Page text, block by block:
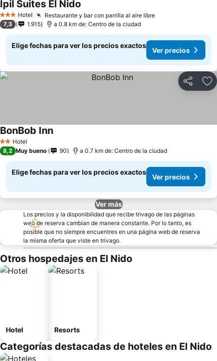
3 Estrellas
Hotel Restaurante y bar con parrilla al aire libre
Ipil Suites El Nido
7,3 1.915 a 0.8 km de: Centro de la ciudad
Elige fechas para ver los precios exactos
Ver precios
Compartir
2 Estrellas
Hotel
BonBob Inn
8,2 Muy bueno 90 a 0.7 km de: Centro de la ciudad
Elige fechas para ver los precios exactos
Ver precios
Ver más
Los precios y la disponibilidad que recibe trivago de las páginas
web de reserva cambian de manera constante. Por lo tanto, es
posible que no siempre encuentres en una página web de reserva
la misma oferta que viste en trivago.
Otros hospedajes en El Nido
Hotel Resorts
Categorías destacadas de hoteles en El Nido